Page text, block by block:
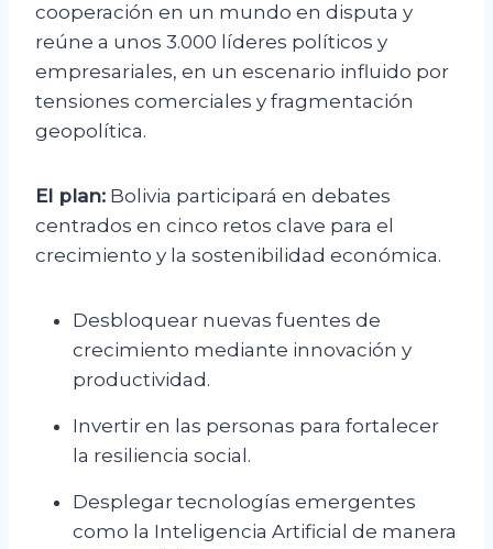
cooperación en un mundo en disputa y
reúne a unos 3.000 líderes políticos y
empresariales, en un escenario influido por
tensiones comerciales y fragmentación
geopolítica.
El plan: Bolivia participará en debates
centrados en cinco retos clave para el
crecimiento y la sostenibilidad económica.
Desbloquear nuevas fuentes de
crecimiento mediante innovación y
productividad.
Invertir en las personas para fortalecer
la resiliencia social.
Desplegar tecnologías emergentes
como la Inteligencia Artificial de manera